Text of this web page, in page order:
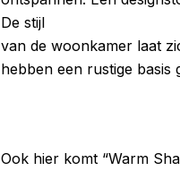
De stijl
van de woonkamer laat
hebben een rustige basis
Ook hier komt “Warm